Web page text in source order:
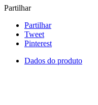
Partilhar
Partilhar
Tweet
Pinterest
Dados do produto